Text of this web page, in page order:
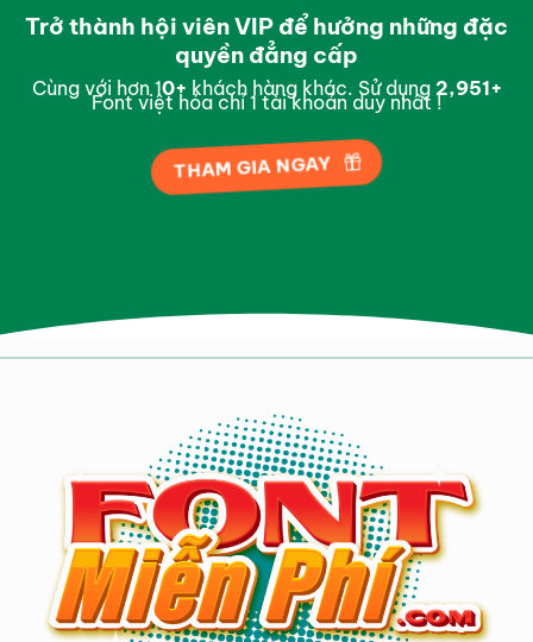
Trở thành hội viên VIP để hưởng những đặc
quyền đẳng cấp
Cùng với hơn 10+khách hàng khác. Sử dụng 2,996+
Font việt hóa chỉ 1 tài khoản duy nhất !
THAM GIA NGAY